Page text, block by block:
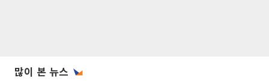
많이 본 뉴스